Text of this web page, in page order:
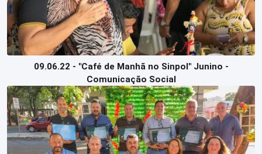
09.06.22 - "Café de Manhã no Sinpol" Junino -
Comunicação Social